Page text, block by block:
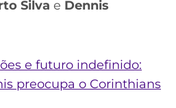
Silva e Dennis
e futuro indefinido:
preocupa o Corinthians